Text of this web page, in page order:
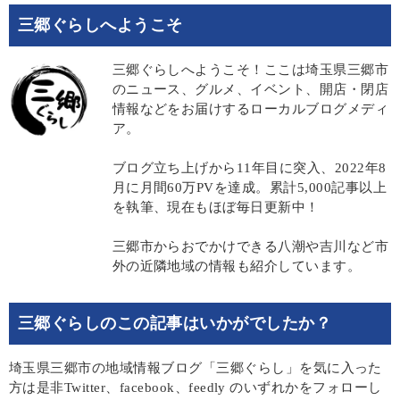
三郷ぐらしへようこそ
三郷ぐらしへようこそ！ここは埼玉県三郷市
のニュース、グルメ、イベント、開店・閉店
情報などをお届けするローカルブログメディ
ア。
ブログ立ち上げから11年目に突入、2022年8
月に月間60万PVを達成。累計5,000記事以上
を執筆、現在もほぼ毎日更新中！
三郷市からおでかけできる八潮や吉川など市
外の近隣地域の情報も紹介しています。
三郷ぐらしのこの記事はいかがでしたか？
埼玉県三郷市の地域情報ブログ「三郷ぐらし」を気に入った
方は是非Twitter、facebook、feedly のいずれかをフォローし